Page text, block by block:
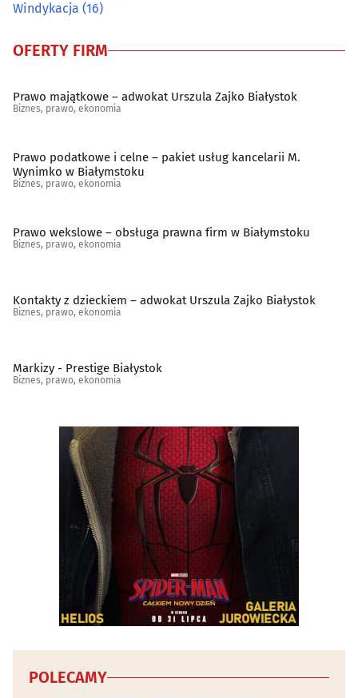
Windykacja (16)
OFERTY FIRM
Prawo majątkowe – adwokat Urszula Zajko Białystok
Biznes, prawo, ekonomia
Prawo podatkowe i celne – pakiet usług kancelarii M.
Wynimko w Białymstoku
Biznes, prawo, ekonomia
Prawo wekslowe – obsługa prawna firm w Białymstoku
Biznes, prawo, ekonomia
Kontakty z dzieckiem – adwokat Urszula Zajko Białystok
Biznes, prawo, ekonomia
Markizy - Prestige Białystok
Biznes, prawo, ekonomia
POLECAMY